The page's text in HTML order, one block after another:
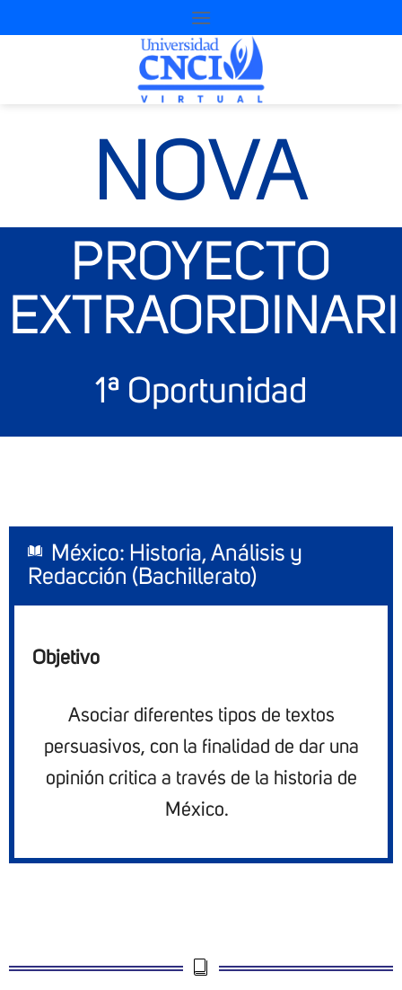
NOVA
PROYECTO
1ª Oportunidad
México: Historia, Análisis y
Redacción (Bachillerato)
Objetivo
Asociar diferentes tipos de textos
persuasivos, con la finalidad de dar una
opinión critica a través de la historia de
México.